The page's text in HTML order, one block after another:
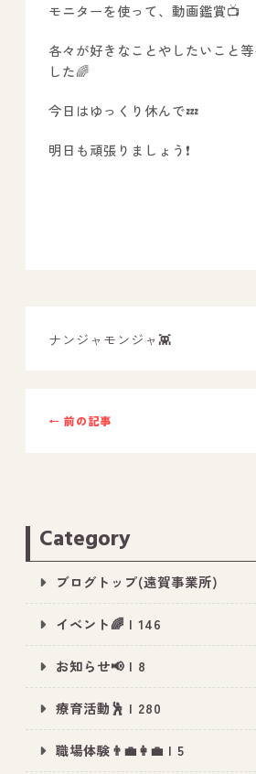
モニターを使って、動画鑑賞📺
各々が好きなことやしたいこと
した🌈
今日はゆっくり休んで💤
明日も頑張りましょう❗
ナンジャモンジャ👾
← 前の記事
Category
ブログトップ(遠賀事業所)
イベント🌈 | 146
お知らせ📢 | 8
療育活動🕺 | 280
職場体験👨‍💼👩‍💼 | 5